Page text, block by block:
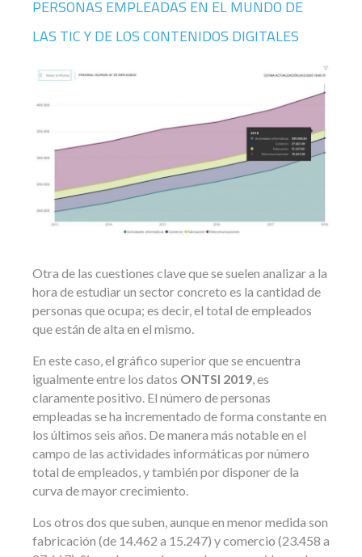
PERSONAS EMPLEADAS EN EL MUNDO DE
LAS TIC Y DE LOS CONTENIDOS DIGITALES
Otra de las cuestiones clave que se suelen analizar a la
hora de estudiar un sector concreto es la cantidad de
personas que ocupa; es decir, el total de empleados
que están de alta en el mismo.
En este caso, el gráfico superior que se encuentra
igualmente entre los datos ONTSI 2019 , es
claramente positivo. El número de personas
empleadas se ha incrementado de forma constante en
los últimos seis años. De manera más notable en el
campo de las actividades informáticas por número
total de empleados, y también por disponer de la
curva de mayor crecimiento.
Los otros dos que suben, aunque en menor medida son
fabricación (de 14.462 a 15.247) y comercio (23.458 a